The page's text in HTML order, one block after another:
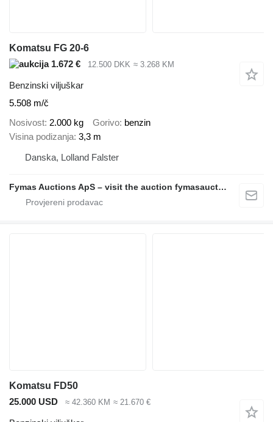
Komatsu FG 20-6
1.672 €
12.500 DKK ≈ 3.268 KM
Benzinski viljuškar
5.508 m/č
Nosivost 2.000 kg Gorivo benzin
Visina podizanja 3,3 m
Danska, Lolland Falster
Fymas Auctions ApS – visit the auction fymasauctions.dk
Komatsu FD50
25.000 USD
≈ 42.360 KM ≈ 21.670 €